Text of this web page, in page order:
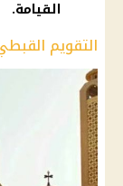
القيامة.
التقويم